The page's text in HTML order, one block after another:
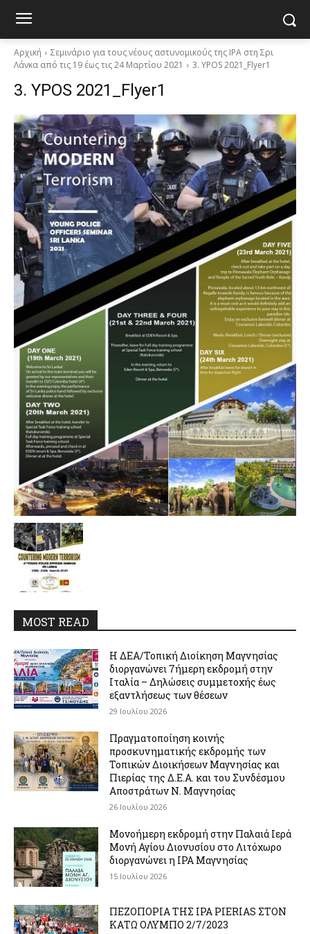
Αρχική
Σεμινάριο για τους νέους αστυνομικούς της IPA στη Σρι
Λάνκα από τις 19 έως τις 24 Μαρτίου 2021
3. YPOS 2021_Flyer1
3. YPOS 2021_Flyer1
MOST READ
Η ΔΕΑ/Τοπική Διοίκηση Μαγνησίας
διοργανώνει 7ήμερη εκδρομή στην
Ιταλία – Δηλώσεις συμμετοχής έως
εξαντλήσεως των θέσεων
29 Ιουλίου 2026
Πραγματοποίηση κοινής
προσκυνηματικής εκδρομής των
Τοπικών Διοικήσεων Μαγνησίας και
Πιερίας της Δ.Ε.Α. και του Συνδέσμου
Αποστράτων Ν. Μαγνησίας
26 Ιουλίου 2026
Μονοήμερη εκδρομή στην Παλαιά Ιερά
Μονή Αγίου Διονυσίου στο Λιτόχωρο
διοργανώνει η IPA Μαγνησίας
15 Ιουλίου 2026
ΠΕΖΟΠΟΡΙΑ ΤΗΣ IPA PIERIAS ΣΤΟΝ
ΚΑΤΩ ΟΛΥΜΠΟ 2/7/2023